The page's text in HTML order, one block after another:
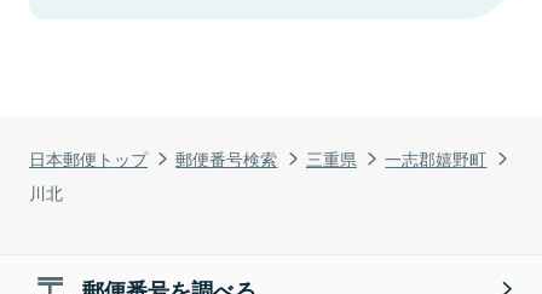
日本郵便トップ 郵便番号検索 三重県
一志郡嬉野町
川北